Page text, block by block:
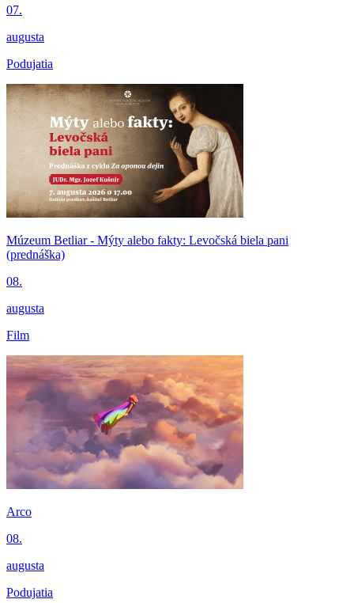
07.
augusta
Podujatia
Múzeum Betliar - Mýty alebo fakty: Levočská biela pani
(prednáška)
08.
augusta
Film
Arco
08.
augusta
Podujatia